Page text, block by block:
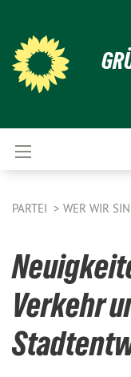
PARTEI WER WIR
Verkehr